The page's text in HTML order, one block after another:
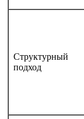
Структурный
подход